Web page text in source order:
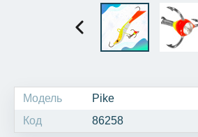
Модель
Pike
Код
86258